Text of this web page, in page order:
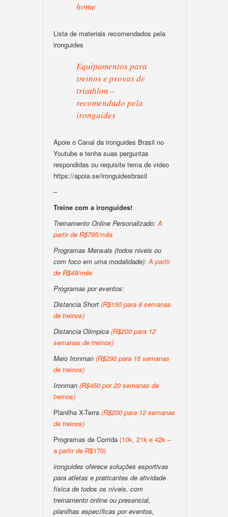
home
Lista de materiais recomendados pela
ironguides
Equipamentos para
treinos e provas de
triathlon –
recomendado pela
ironguides
Apoie o Canal da ironguides Brasil no
Youtube e tenha suas perguntas
respondidas ou requisite tema de video
https://apoia.se/ironguidesbrasil
–
Treine com a ironguides!
Treinamento Online Personalizado:A
partir de R$795/mês
Programas Mensais (todos niveis ou
com foco em uma modalidade):A partir
de R$49/mês
Programas por eventos:
Distancia Short (R$150 para 8 semanas
de treinos)
Distancia Olimpica (R$200 para 12
semanas de treinos)
Meio Ironman (R$290 para 16 semanas
de treinos)
Ironman (R$450 por 20 semanas de
treinos)
Planilha X-Terra (R$200 para 12 semanas
de treinos)
Programas de Corrida (10k, 21k e 42k –
a partir de R$170)
ironguides oferece soluções esportivas
para atletas e praticantes de atividade
física de todos os níveis, com
treinamento online ou presencial,
planilhas específicas por eventos,